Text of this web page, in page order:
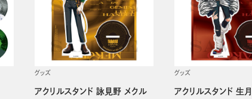
グッズ
アクリルスタンド 詠見野 メクル
グッズ
アクリルスタンド 生